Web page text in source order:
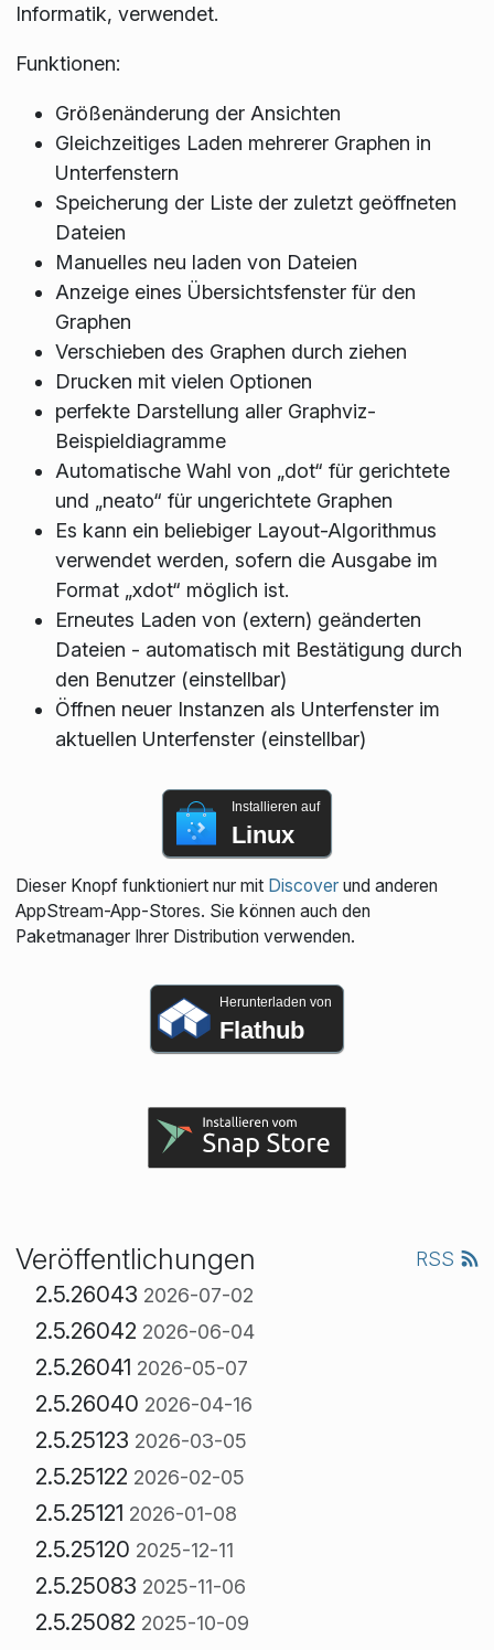
Informatik, verwendet.
Funktionen:
Größenänderung der Ansichten
Gleichzeitiges Laden mehrerer Graphen in
Unterfenstern
Speicherung der Liste der zuletzt geöffneten
Dateien
Manuelles neu laden von Dateien
Anzeige eines Übersichtsfenster für den
Graphen
Verschieben des Graphen durch ziehen
Drucken mit vielen Optionen
perfekte Darstellung aller Graphviz-
Beispieldiagramme
Automatische Wahl von „dot“ für gerichtete
und „neato“ für ungerichtete Graphen
Es kann ein beliebiger Layout-Algorithmus
verwendet werden, sofern die Ausgabe im
Format „xdot“ möglich ist.
Erneutes Laden von (extern) geänderten
Dateien - automatisch mit Bestätigung durch
den Benutzer (einstellbar)
Öffnen neuer Instanzen als Unterfenster im
aktuellen Unterfenster (einstellbar)
Installieren auf
Linux
Dieser Knopf funktioniert nur mit Discoverund anderen
AppStream-App-Stores. Sie können auch den
Paketmanager Ihrer Distribution verwenden.
Herunterladen von
Flathub
Veröffentlichungen RSS
2.5.26043 2026-07-02
2.5.26042 2026-06-04
2.5.26041 2026-05-07
2.5.26040 2026-04-16
2.5.25123 2026-03-05
2.5.25122 2026-02-05
2.5.25121 2026-01-08
2.5.25120 2025-12-11
2.5.25083 2025-11-06
2.5.25082 2025-10-09